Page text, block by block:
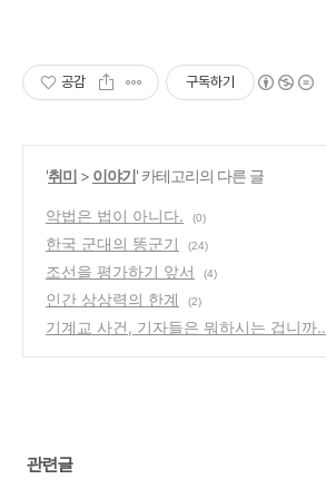
공감 구독하기
'취미 > 이야기' 카테고리의 다른 글
악법은 법이 아니다. (0)
한국 군대의 똥군기 (24)
조선을 평가하기 앞서 (4)
인간 상상력의 한계 (2)
기계교 사건, 기자들은 뭐하시는 겁니까..
관련글